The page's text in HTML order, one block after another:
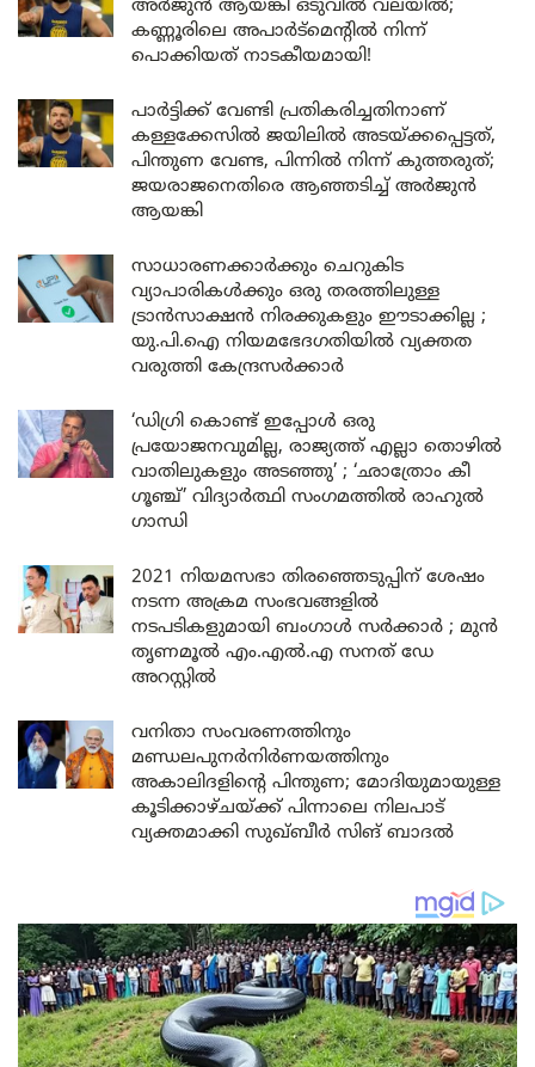
അർജുൻ ആയങ്കി ഒടുവിൽ വലയിൽ;
കണ്ണൂരിലെ അപാർട്മെന്റിൽ നിന്ന്
പൊക്കിയത് നാടകീയമായി!
പാർട്ടിക്ക് വേണ്ടി പ്രതികരിച്ചതിനാണ്
കള്ളക്കേസിൽ ജയിലിൽ അടയ്ക്കപ്പെട്ടത്,
പിന്തുണ വേണ്ട, പിന്നിൽ നിന്ന് കുത്തരുത്;
ജയരാജനെതിരെ ആഞ്ഞടിച്ച് അർജുൻ
ആയങ്കി
സാധാരണക്കാർക്കും ചെറുകിട
വ്യാപാരികൾക്കും ഒരു തരത്തിലുള്ള
ട്രാൻസാക്ഷൻ നിരക്കുകളും ഈടാക്കില്ല ;
യു.പി.ഐ നിയമഭേദഗതിയിൽ വ്യക്തത
വരുത്തി കേന്ദ്രസർക്കാർ
‘ഡിഗ്രി കൊണ്ട് ഇപ്പോൾ ഒരു
പ്രയോജനവുമില്ല, രാജ്യത്ത് എല്ലാ തൊഴിൽ
വാതിലുകളും അടഞ്ഞു’ ; ‘ഛാത്രോം കീ
ഗൂഞ്ച്’ വിദ്യാർത്ഥി സംഗമത്തിൽ രാഹുൽ
ഗാന്ധി
2021 നിയമസഭാ തിരഞ്ഞെടുപ്പിന് ശേഷം
നടന്ന അക്രമ സംഭവങ്ങളിൽ
നടപടികളുമായി ബംഗാൾ സർക്കാർ ; മുൻ
തൃണമൂൽ എം.എൽ.എ സനത് ഡേ
അറസ്റ്റിൽ
വനിതാ സംവരണത്തിനും
മണ്ഡലപുനർനിർണയത്തിനും
അകാലിദളിന്റെ പിന്തുണ; മോദിയുമായുള്ള
കൂടിക്കാഴ്ചയ്ക്ക് പിന്നാലെ നിലപാട്
വ്യക്തമാക്കി സുഖ്ബീർ സിങ് ബാദൽ